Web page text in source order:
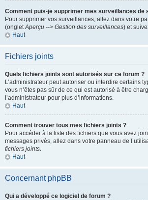
Comment puis-je supprimer mes surveillances de
Pour supprimer vos surveillances, allez dans votre
(ongletAperçu --> Gestion des surveillances) et
Haut
Fichiers joints
Quels fichiers joints sont autorisés sur ce forum ?
L’administrateur peut autoriser ou interdire certains
vous n’êtes pas sûr de ce qui est autorisé à être
l’administrateur pour plus d’informations.
Haut
Comment trouver tous mes fichiers joints ?
Pour accéder à la liste des fichiers que vous avez
messages privés, allez dans votre panneau de
fichiers joints.
Haut
Concernant phpBB
Qui a développé ce logiciel de forum ?